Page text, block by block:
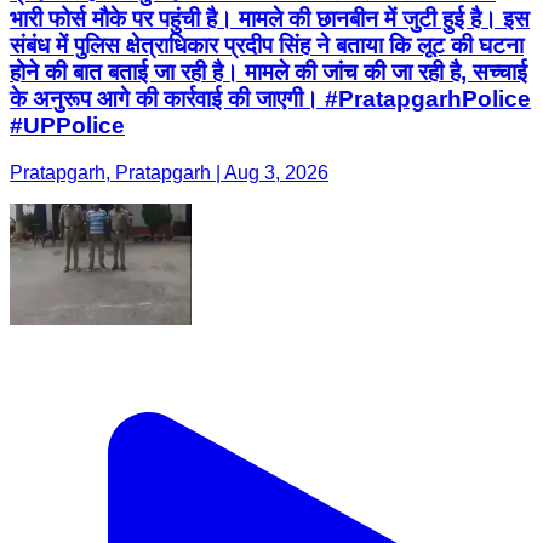
Pratapgarh, Pratapgarh | Aug 3, 2026